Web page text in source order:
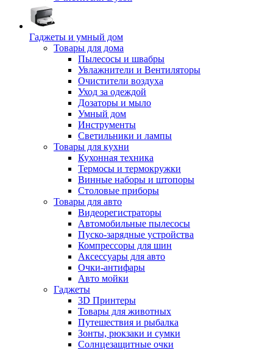
Гаджеты и умный дом
Товары для дома
Пылесосы и швабры
Увлажнители и Вентиляторы
Очистители воздуха
Уход за одеждой
Дозаторы и мыло
Умный дом
Инструменты
Светильники и лампы
Товары для кухни
Кухонная техника
Термосы и термокружки
Винные наборы и штопоры
Столовые приборы
Товары для авто
Видеорегистраторы
Автомобильные пылесосы
Пуско-зарядные устройства
Компрессоры для шин
Аксессуары для авто
Очки-антифары
Авто мойки
Гаджеты
3D Принтеры
Товары для животных
Путешествия и рыбалка
Зонты, рюкзаки и сумки
Солнцезащитные очки